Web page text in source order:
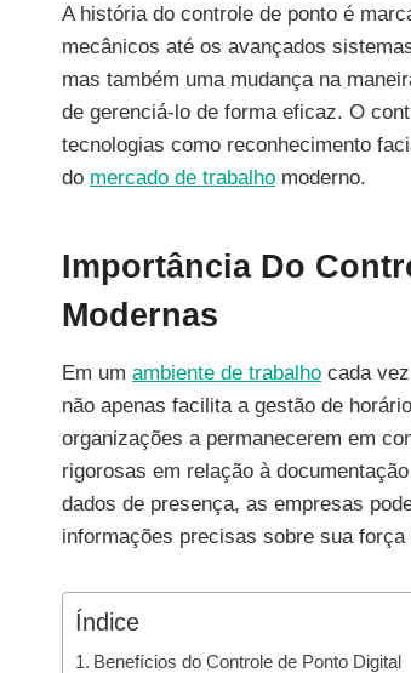
A história do controle de ponto é
mecânicos até os avançados
mas também uma mudança na
de gerenciá-lo de forma eficaz. O
tecnologias como reconhecimento
do mercado de trabalho moderno.
Importância Do
Modernas
Em um ambiente de trabalho cada
não apenas facilita a gestão de
organizações a permanecerem em
rigorosas em relação à
dados de presença, as empresas
informações precisas sobre sua força
Índice
Benefícios do Controle de Ponto Digital